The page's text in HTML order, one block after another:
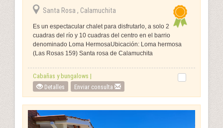
Santa Rosa , Calamuchita
Es un espectacular chalet para disfrutarlo, a solo 2
cuadras del río y 10 cuadras del centro en el barrio
denominado Loma HermosaUbicación: Loma hermosa
(Las Rosas 159) Santa rosa de Calamuchita
Cabañas y bungalows |
Detalles
Enviar consulta